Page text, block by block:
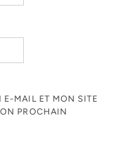
E-MAIL ET MON SITE
PROCHAIN